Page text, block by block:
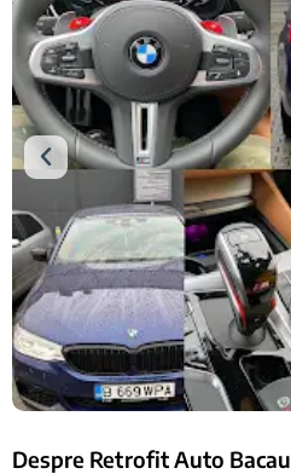
Despre Retrofit Auto Bacau